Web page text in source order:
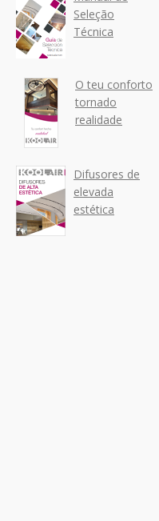
Seleção
Técnica
O teu conforto
tornado
realidade
Difusores de
elevada
estética